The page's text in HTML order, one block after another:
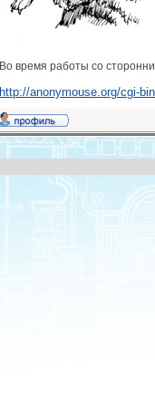
Во время работы со
http://anonymouse.org/cgi-